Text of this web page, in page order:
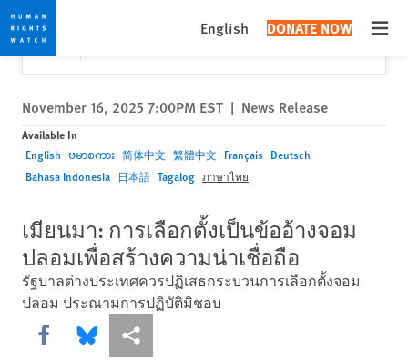
Skip
to
cookie
privacy
notice
Skip
to
main
content
English DONATE NOW
Would you like to read this page in English?
Yes
✕
November 16, 2025 7:00PM EST | News Release
Available In
English ဗမာစကား 简体中文 繁體中文 Français Deutsch
Bahasa Indonesia 日本語 Tagalog ภาษาไทย
เมียนมา: การเลือกตั้งเป็นข้ออ้างจอม
ปลอมเพื่อสร้างความน่าเชื่อถือ
รัฐบาลต่างประเทศควรปฏิเสธกระบวนการเลือกตั้งจอม
ปลอม ประณามการปฏิบัติมิชอบ
Share this via Facebook
Share this via Bluesky
More sharing options